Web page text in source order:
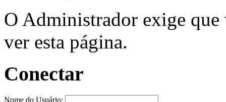
O Administrador exige que
ver esta página.
Conectar
Nome do Usuário: